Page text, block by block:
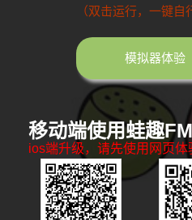
（双击运行，一键自
模拟器体验
移动端使用蛙趣FM
ios端升级，请先使用网页体